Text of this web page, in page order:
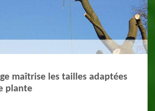
maîtrise les tailles adaptées
plante